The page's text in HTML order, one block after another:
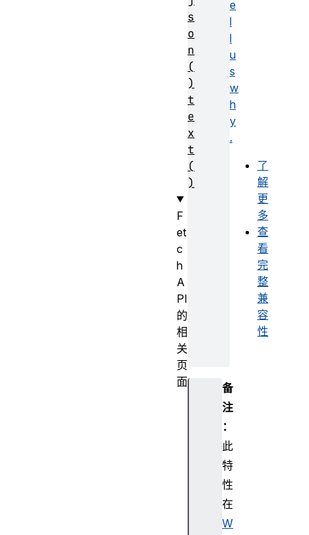
e
l
l
u
s
w
h
y
.
了
解
更
多
查
看
完
整
兼
容
性
备
注
：
此
特
性
在
W
s
o
n
(
)
t
e
x
t
(
)
F
et
c
h
A
PI
的
相
关
页
面